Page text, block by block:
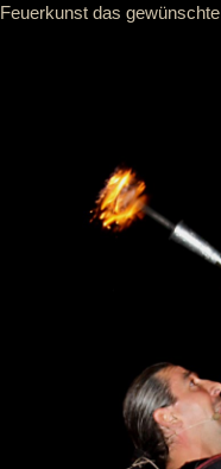
Feuerkunst das